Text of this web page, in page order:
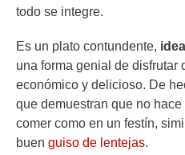
todo se integre.
Es un plato contundente,
una forma genial de disfrutar
económico y delicioso. De
que demuestran que no
comer como en un festín,
buen guiso de lentejas.